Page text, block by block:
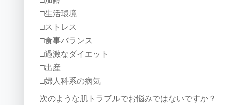
□生活環境
□ストレス
□食事バランス
□過激なダイエット
□出産
□婦人科系の病気
次のような肌トラブルでお悩みではないですか？